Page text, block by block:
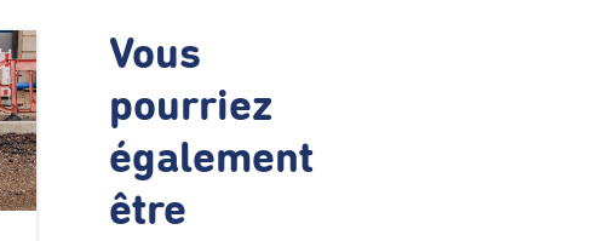
Vous
pourriez
également
être